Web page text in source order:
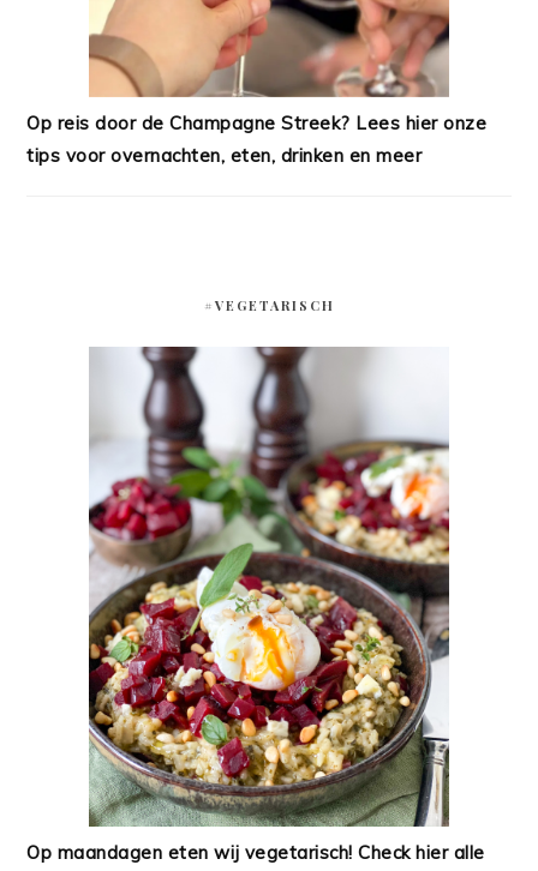
Op reis door de Champagne Streek? Lees hier onze
tips voor overnachten, eten, drinken en meer
#VEGETARISCH
Op maandagen eten wij vegetarisch! Check hier alle